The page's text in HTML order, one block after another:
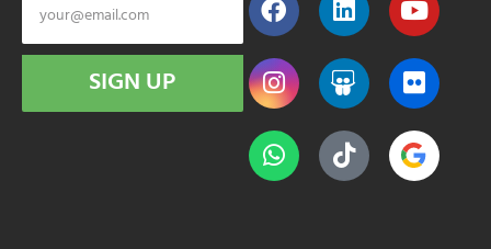
SIGN UP